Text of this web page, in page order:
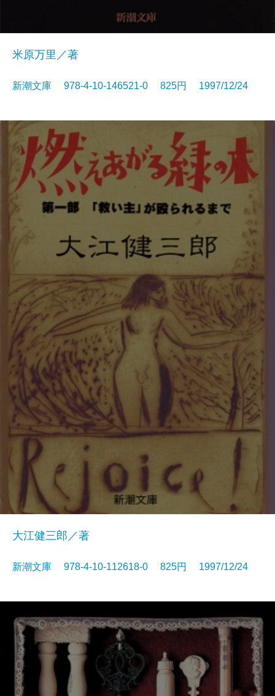
米原万里／著
新潮文庫 978-4-10-146521-0 825円 1997/12/24
大江健三郎／著
新潮文庫 978-4-10-112618-0 825円 1997/12/24